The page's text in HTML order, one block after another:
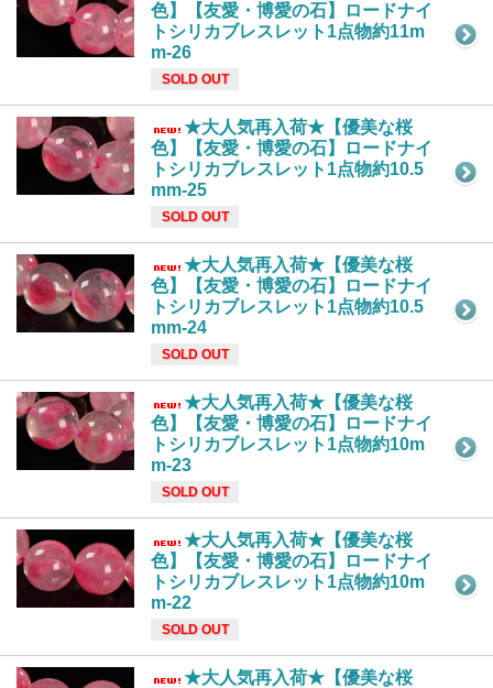
色】【友愛・博愛の石】ロードナイ
トシリカブレスレット1点物約11m
m-26
SOLD OUT
★大人気再入荷★【優美な桜
色】【友愛・博愛の石】ロードナイ
トシリカブレスレット1点物約10.5
mm-25
SOLD OUT
★大人気再入荷★【優美な桜
色】【友愛・博愛の石】ロードナイ
トシリカブレスレット1点物約10.5
mm-24
SOLD OUT
★大人気再入荷★【優美な桜
色】【友愛・博愛の石】ロードナイ
トシリカブレスレット1点物約10m
m-23
SOLD OUT
★大人気再入荷★【優美な桜
色】【友愛・博愛の石】ロードナイ
トシリカブレスレット1点物約10m
m-22
SOLD OUT
★大人気再入荷★【優美な桜